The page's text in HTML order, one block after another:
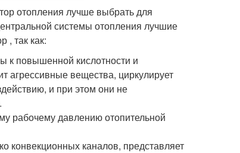
отопления лучше выбрать для
системы отопления лучшие
, так как:
к повышенной кислотности и
агрессивные вещества, циркулирует
и при этом они не
рабочему давлению отопительной
конвекционных каналов, представляет